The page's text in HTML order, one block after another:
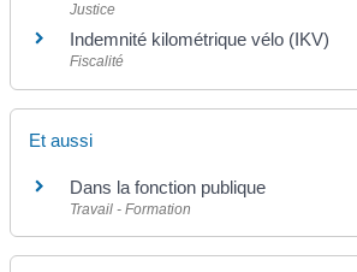
Justice
Indemnité kilométrique vélo (IKV)
Fiscalité
Et aussi
Dans la fonction publique
Travail - Formation